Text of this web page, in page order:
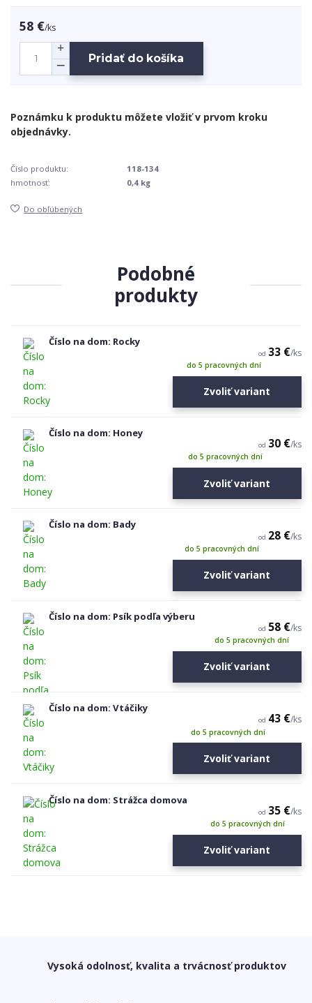
58 €/ks
Pridať do košíka
Číslo produktu:
118-134
hmotnosť:
0,4 kg
Do obľúbených
Podobné
produkty
Číslo na dom: Rocky
od 33 €/ks
do 5 pracovných dní
Zvoliť variant
Číslo na dom: Honey
od 30 €/ks
do 5 pracovných dní
Zvoliť variant
Číslo na dom: Bady
od 28 €/ks
do 5 pracovných dní
Zvoliť variant
Číslo na dom: Psík podľa výberu
od 58 €/ks
do 5 pracovných dní
Zvoliť variant
Číslo na dom: Vtáčiky
od 43 €/ks
do 5 pracovných dní
Zvoliť variant
Číslo na dom: Strážca domova
od 35 €/ks
do 5 pracovných dní
Zvoliť variant
Vysoká odolnosť, kvalita a trvácnosť produktov